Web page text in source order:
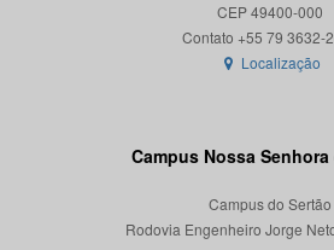
CEP 49400-000
Localização
Campus Nossa
Campus do Sertão
Rodovia Engenheiro Jorge